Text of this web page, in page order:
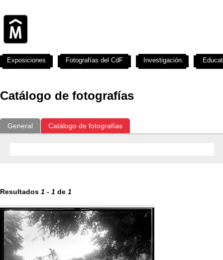
Catálogo de fotografías
General Catálogo de fotografías
Resultados 1 - 1 de 1
Exposiciones Fotografías del CdF Investigación